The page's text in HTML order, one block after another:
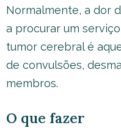
Normalmente, a dor
a procurar um
tumor cerebral é
de convulsões,
membros.
O que fazer